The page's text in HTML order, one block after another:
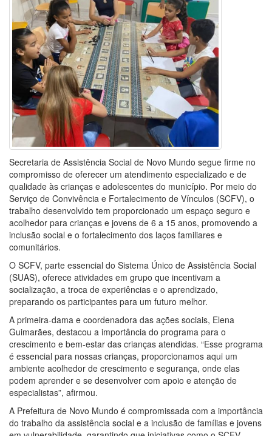
Secretaria de Assistência Social de Novo Mundo segue firme no
compromisso de oferecer um atendimento especializado e de
qualidade às crianças e adolescentes do município. Por meio do
Serviço de Convivência e Fortalecimento de Vínculos (SCFV), o
trabalho desenvolvido tem proporcionado um espaço seguro e
acolhedor para crianças e jovens de 6 a 15 anos, promovendo a
inclusão social e o fortalecimento dos laços familiares e
comunitários.
O SCFV, parte essencial do Sistema Único de Assistência Social
(SUAS), oferece atividades em grupo que incentivam a
socialização, a troca de experiências e o aprendizado,
preparando os participantes para um futuro melhor.
A primeira-dama e coordenadora das ações sociais, Elena
Guimarães, destacou a importância do programa para o
crescimento e bem-estar das crianças atendidas. “Esse programa
é essencial para nossas crianças, proporcionamos aqui um
ambiente acolhedor de crescimento e segurança, onde elas
podem aprender e se desenvolver com apoio e atenção de
especialistas”, afirmou.
A Prefeitura de Novo Mundo é compromissada com a importância
do trabalho da assistência social e a inclusão de famílias e jovens